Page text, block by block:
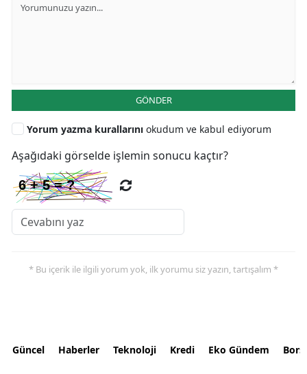
GÖNDER
Yorum yazma kurallarını okudum ve kabul ediyorum
Aşağıdaki görselde işlemin sonucu kaçtır?
* Bu içerik ile ilgili yorum yok, ilk yorumu siz yazın, tartışalım *
Güncel Haberler Teknoloji Kredi Eko Gündem